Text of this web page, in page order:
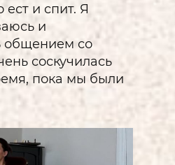
и спит. Я
и
общением со
соскучилась
пока мы были